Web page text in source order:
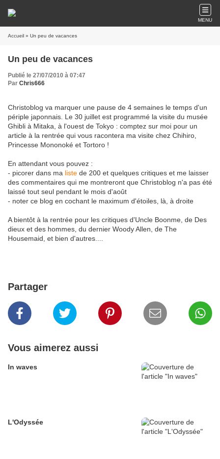
MENU
Accueil » Un peu de vacances
Un peu de vacances
Publié le 27/07/2010 à 07:47
Par Chris666
Christoblog va marquer une pause de 4 semaines le temps d'un
périple japonnais. Le 30 juillet est programmé la visite du musée
Ghibli à Mitaka, à l'ouest de Tokyo : comptez sur moi pour un
article à la rentrée qui vous racontera ma visite chez Chihiro,
Princesse Mononoké et Tortoro !
En attendant vous pouvez :
- picorer dans ma liste de 200 et quelques critiques et me laisser
des commentaires qui me montreront que Christoblog n'a pas été
laissé tout seul pendant le mois d'août
- noter ce blog en cochant le maximum d'étoiles, là, à droite
A bientôt à la rentrée pour les critiques d'Uncle Boonme, de Des
dieux et des hommes, du dernier Woody Allen, de The
Housemaid, et bien d'autres....
Partager
Vous aimerez aussi
In waves
L'Odyssée